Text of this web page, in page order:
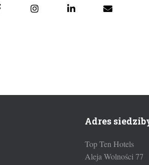
Adres
Top Ten Hotels
Aleja Wolności 77